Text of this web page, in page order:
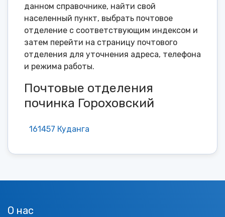
данном справочнике, найти свой
населенный пункт, выбрать почтовое
отделение с соответствующим индексом и
затем перейти на страницу почтового
отделения для уточнения адреса, телефона
и режима работы.
Почтовые отделения
починка Гороховский
161457 Куданга
О нас